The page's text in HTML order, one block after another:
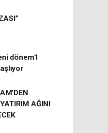
dönem1
AĞINI